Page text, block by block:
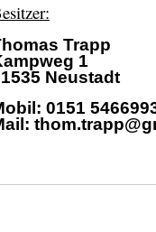
Trapp
1
Neustadt
0151